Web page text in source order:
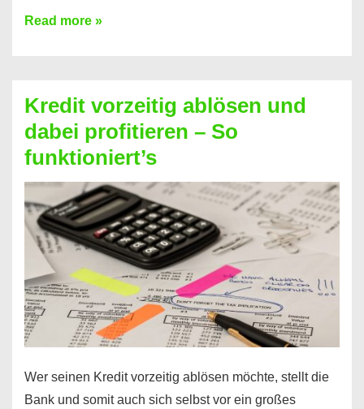
Ganz
Kredit
berechnen
–
Mit
diesen
Regeln!
Read more »
Kredit vorzeitig ablösen und
dabei profitieren – So
funktioniert’s
Wer seinen Kredit vorzeitig ablösen möchte, stellt die
Bank und somit auch sich selbst vor ein großes